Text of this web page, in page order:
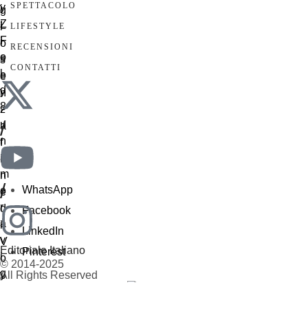
SPETTACOLO
LIFESTYLE
RECENSIONI
CONTATTI
/
/
Editoriale Italiano
© 2014-2025
All Rights Reserved
WhatsApp
Facebook
LinkedIn
Pinterest